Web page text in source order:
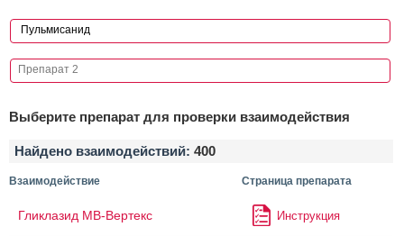
Выберите препарат для проверки взаимодействия
Найдено взаимодействий: 400
Взаимодействие Страница препарата
Гликлазид МВ-Вертекс Инструкция